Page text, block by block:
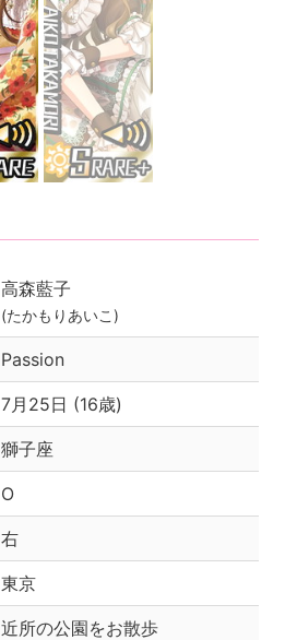
高森藍子
(たかもりあいこ)
Passion
7月25日 (16歳)
獅子座
O
右
東京
近所の公園をお散歩